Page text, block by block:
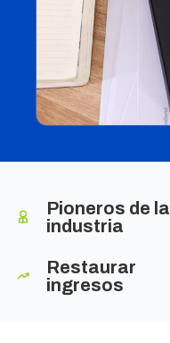
Pioneros de la
industria
Restaurar
ingresos